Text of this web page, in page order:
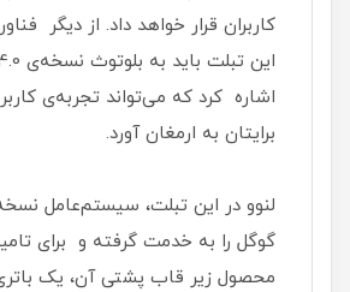
کاربران قرار خواهد داد.‌ از دیگر
اشاره کرد که می‌تواند تجربه‌ی
برایتان به ارمغان آورد.
گوگل را به ‌خدمت گرفته و برای
محصول زیر قاب پشتی آن، یک